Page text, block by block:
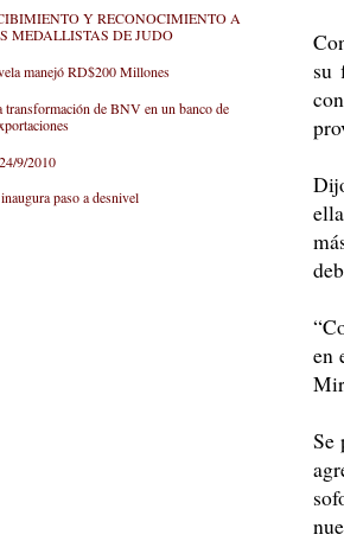
su
en
Se
Y RECONOCIMIENTO A
MEDALLISTAS DE JUDO
manejó RD$200 Millones
transformación de BNV en un banco de
9/2010
paso a desnivel